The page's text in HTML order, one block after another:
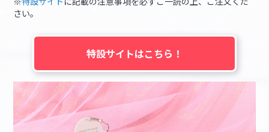
さい。
特設サイトはこちら！